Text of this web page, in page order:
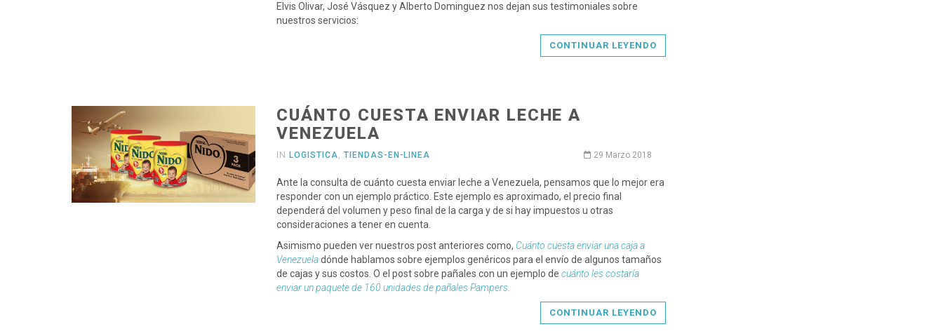
Elvis Olivar, José Vásquez y Alberto Dominguez nos dejan sus testimoniales sobre
nuestros servicios:
CONTINUAR LEYENDO
CUÁNTO CUESTA ENVIAR LECHE A
VENEZUELA
IN LOGISTICA, TIENDAS-EN-LINEA 29 Marzo 2018
Ante la consulta de cuánto cuesta enviar leche a Venezuela, pensamos que lo mejor era
responder con un ejemplo práctico. Este ejemplo es aproximado, el precio final
dependerá del volumen y peso final de la carga y de si hay impuestos u otras
consideraciones a tener en cuenta.
Asimismo pueden ver nuestros post anteriores como, Cuánto cuesta enviar una caja a
Venezueladónde hablamos sobre ejemplos genéricos para el envío de algunos tamaños
de cajas y sus costos. O el post sobre pañales con un ejemplo decuánto les costaría
enviar un paquete de 160 unidades de pañales Pampers
CONTINUAR LEYENDO